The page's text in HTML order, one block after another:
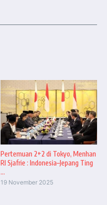
Pertemuan 2+2 di Tokyo, Menhan
RI Sjafrie : Indonesia–Jepang Ting
...
19 November 2025